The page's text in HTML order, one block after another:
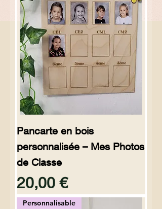
Pancarte en bois
personnalisée – Mes Photos
de Classe
Preço
20,00 €
Personnalisable